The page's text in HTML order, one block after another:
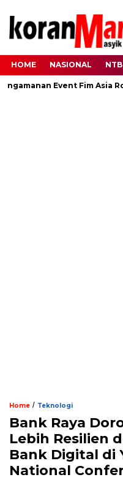
HOME NASIONAL
Event Fim Asia Road
Home / Teknologi
Bank Raya
Lebih Resilien
Bank Digital di
National